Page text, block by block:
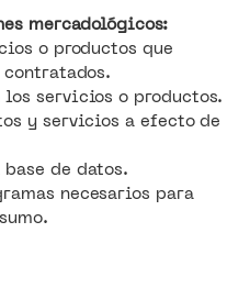
mercadológicos:
o productos que
servicios o productos.
y servicios a efecto de
de datos.
necesarios para